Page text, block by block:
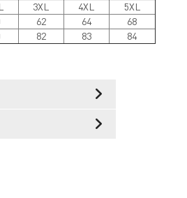
3XL 4XL
5XL
62 64
68
82 83 84